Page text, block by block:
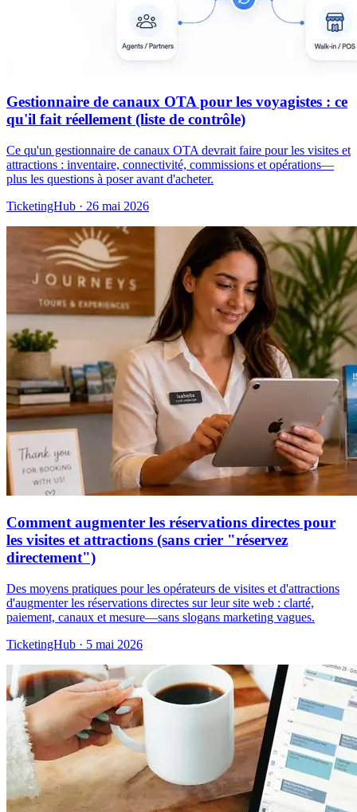
Gestionnaire de canaux OTA pour les voyagistes : ce
qu'il fait réellement (liste de contrôle)
Ce qu'un gestionnaire de canaux OTA devrait faire pour les visites et
attractions : inventaire, connectivité, commissions et opérations—
plus les questions à poser avant d'acheter.
TicketingHub · 26 mai 2026
Comment augmenter les réservations directes pour
les visites et attractions (sans crier "réservez
directement")
Des moyens pratiques pour les opérateurs de visites et d'attractions
d'augmenter les réservations directes sur leur site web : clarté,
paiement, canaux et mesure—sans slogans marketing vagues.
TicketingHub · 5 mai 2026